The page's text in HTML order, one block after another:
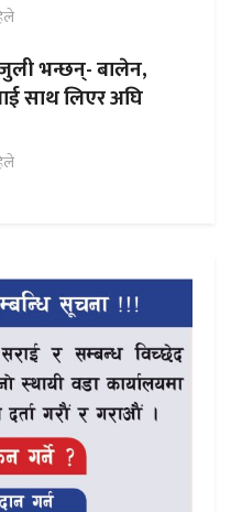
भन्छन्- बालेन,
साथ लिएर अघि